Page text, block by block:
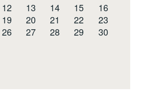
12 13 14 15
16
19 20 21 22
23
26 27 28 29
30